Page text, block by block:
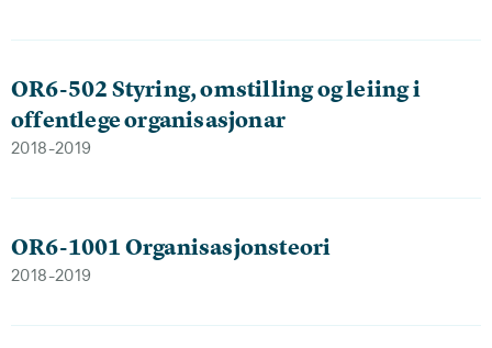
OR6-502 Styring, omstilling og leiing i
offentlege organisasjonar
2018-2019
OR6-1001 Organisasjonsteori
2018-2019